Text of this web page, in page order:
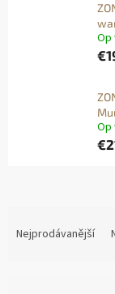
Op
Op
ANejprodávanější